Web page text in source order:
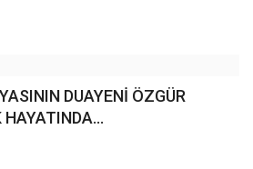
DUAYENİ ÖZGÜR